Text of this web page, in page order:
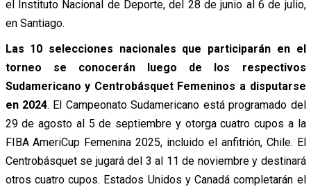
el Instituto Nacional de Deporte, del 28 de junio al 6 de julio,
en Santiago.
Las 10 selecciones nacionales que participarán en el
torneo se conocerán luego de los respectivos
Sudamericano y Centrobásquet Femeninos a disputarse
en 2024. El Campeonato Sudamericano está programado del
29 de agosto al 5 de septiembre y otorga cuatro cupos a la
FIBA AmeriCup Femenina 2025, incluido el anfitrión, Chile. El
Centrobásquet se jugará del 3 al 11 de noviembre y destinará
otros cuatro cupos. Estados Unidos y Canadá completarán el